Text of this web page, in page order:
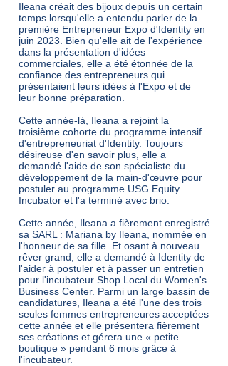
Ileana créait des bijoux depuis un certain
temps lorsqu'elle a entendu parler de la
première Entrepreneur Expo d'Identity en
juin 2023. Bien qu'elle ait de l'expérience
dans la présentation d'idées
commerciales, elle a été étonnée de la
confiance des entrepreneurs qui
présentaient leurs idées à l'Expo et de
leur bonne préparation.
Cette année-là, Ileana a rejoint la
troisième cohorte du programme intensif
d'entrepreneuriat d'Identity. Toujours
désireuse d'en savoir plus, elle a
demandé l'aide de son spécialiste du
développement de la main-d'œuvre pour
postuler au programme USG Equity
Incubator et l'a terminé avec brio.
Cette année, Ileana a fièrement enregistré
sa SARL : Mariana by Ileana, nommée en
l'honneur de sa fille. Et osant à nouveau
rêver grand, elle a demandé à Identity de
l'aider à postuler et à passer un entretien
pour l'incubateur Shop Local du Women's
Business Center. Parmi un large bassin de
candidatures, Ileana a été l'une des trois
seules femmes entrepreneures acceptées
cette année et elle présentera fièrement
ses créations et gérera une « petite
boutique » pendant 6 mois grâce à
l'incubateur.